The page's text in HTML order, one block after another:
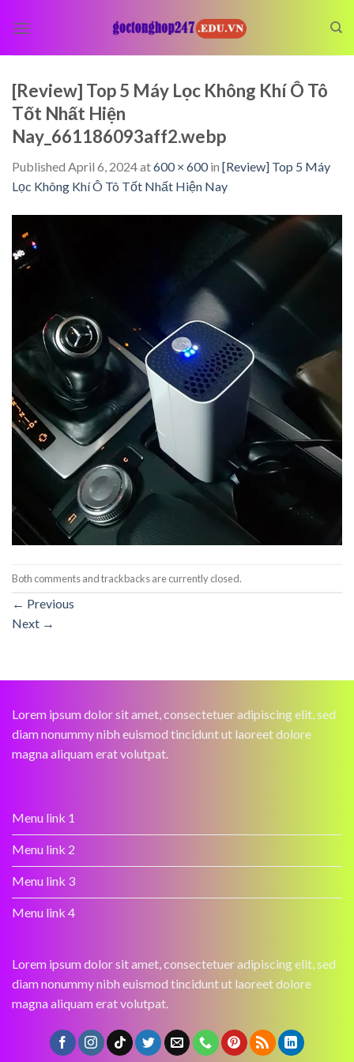
[Review] Top 5 Máy Lọc Không Khí Ô Tô
Tốt Nhất Hiện
Nay_661186093aff2.webp
Published April 6, 2024at600 × 600in [Review] Top 5 Máy
Lọc Không Khí Ô Tô Tốt Nhất Hiện Nay
Both comments and trackbacks are currently closed.
← Previous
Next →
Lorem ipsum dolor sit amet, consectetuer adipiscing elit, sed
diam nonummy nibh euismod tincidunt ut laoreet dolore
magna aliquam erat volutpat.
Menu link 1
Menu link 2
Menu link 3
Menu link 4
Lorem ipsum dolor sit amet, consectetuer adipiscing elit, sed
diam nonummy nibh euismod tincidunt ut laoreet dolore
magna aliquam erat volutpat.